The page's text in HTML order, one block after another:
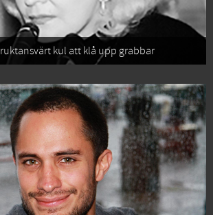
kul att klå upp grabbar